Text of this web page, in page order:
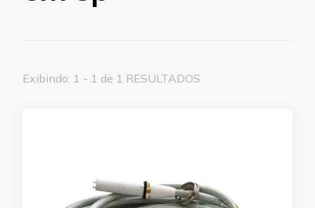
Exibindo: 1 - 1 de 1 RESULTADOS